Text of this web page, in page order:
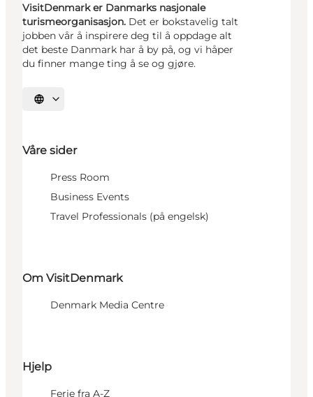
VisitDenmark er Danmarks nasjonale
turismeorganisasjon. Det er bokstavelig talt
jobben vår å inspirere deg til å oppdage alt
det beste Danmark har å by på, og vi håper
du finner mange ting å se og gjøre.
Velg språk
Våre sider
Press Room
Business Events
Travel Professionals (på engelsk)
Om VisitDenmark
Denmark Media Centre
Hjelp
Ferie fra A-Z